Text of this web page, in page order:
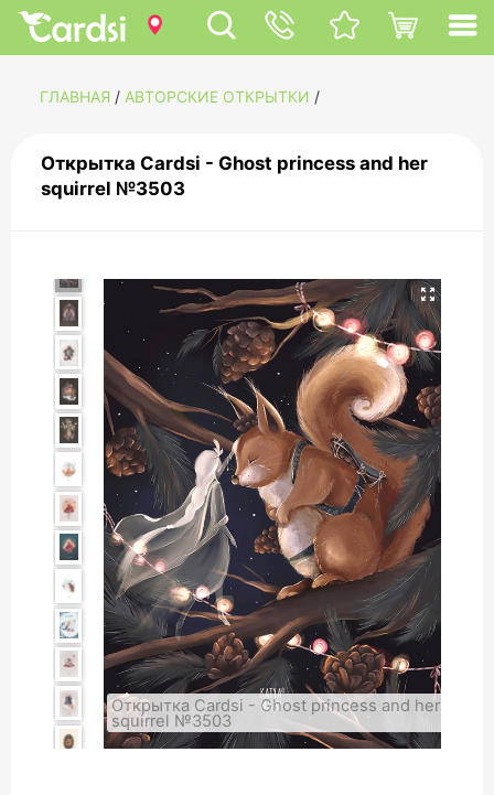
ГЛАВНАЯ / АВТОРСКИЕ ОТКРЫТКИ /
Открытка Cardsi - Ghost princess and her
squirrel №3503
Открытка Cardsi - Ghost princess and her
squirrel №3503